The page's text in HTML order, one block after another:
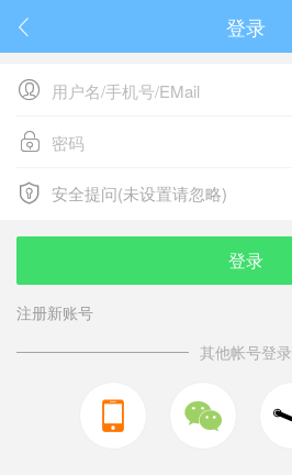
 登录


 安全提问(未设置请忽略)
安全提问(未设置请忽略)
登录
注册新账号
其他帐号登录
 